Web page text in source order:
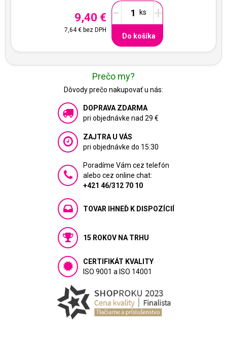
9,40 €
7,64 €bez DPH
- +
Do košíka
Prečo my?
Dôvody prečo nakupovať u nás:
DOPRAVA ZDARMA
pri objednávke nad 29 €
ZAJTRA U VÁS
pri objednávke do 15:30
Poradíme Vám cez telefón
alebo cez online chat:
+421 46/312 70 10
TOVAR IHNEĎ K DISPOZÍCIÍ
15 ROKOV NA TRHU
CERTIFIKÁT KVALITY
ISO 9001 a ISO 14001